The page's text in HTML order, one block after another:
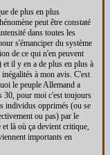
de plus en plus
peut être constaté
dans toutes les
s'émanciper du système
de ce qui n'en peuvent
il y en a de plus en plus à
à mon avis. C'est
le peuple Allemand a
30, pour moi c'est toujours
individus opprimés (ou se
ou pas) par le
là où ça devient critique,
importants en